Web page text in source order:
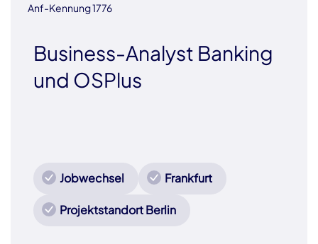
Anf-Kennung 1776
Business-Analyst Banking
und OSPlus
Jobwechsel Frankfurt
Projektstandort Berlin